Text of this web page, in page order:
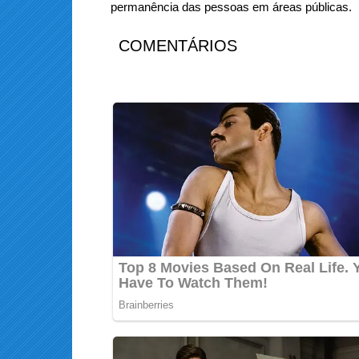
permanência das pessoas em áreas públicas.
COMENTÁRIOS